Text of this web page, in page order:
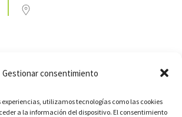
Gestionar consentimiento
experiencias, utilizamos tecnologías como las cookies
a la información del dispositivo. El consentimiento